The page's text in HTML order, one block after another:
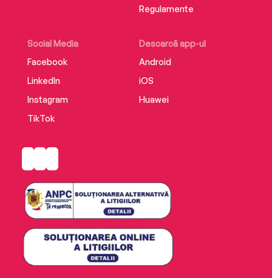
Social Media
Facebook
LinkedIn
Instagram
TikTok
Descarcă app-ul
Android
iOS
Huawei
Regulamente